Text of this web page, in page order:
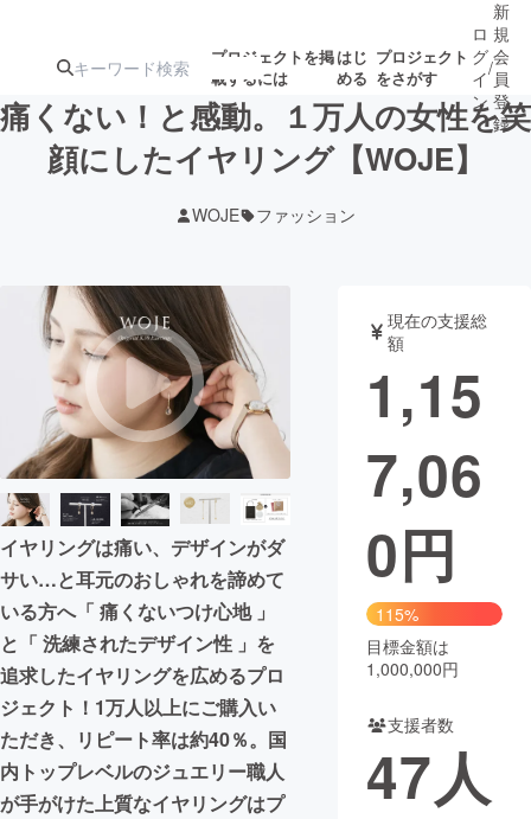
プロジェクトを掲
載するには
はじ
める
プロジェクト
をさがす
ジェクト
ロジェクト
アート・写真 音楽
テクノロジー・ガジェット ゲーム・サ
映像・映画
ビジネス・起業
まちづくり・地域活性化
CAMPFIRE for Social Good
CAMPFIRE Creation
CAMPFIREふるさと納税machi-ya コミュニティ
ロ
グ
イ
ン
/
新
規
会
員
登
録
痛くない！と感動。１万人の女性を笑
顔にしたイヤリング【WOJE】
WOJE ファッション
イヤリングは痛い、デザインがダ
サい…と耳元のおしゃれを諦めて
いる方へ「 痛くないつけ心地 」
と「 洗練されたデザイン性 」を
追求したイヤリングを広めるプロ
ジェクト！1万人以上にご購入い
ただき、リピート率は約40％。国
内トップレベルのジュエリー職人
が手がけた上質なイヤリングはプ
現在の支援総
額
1,15
7,06
0円
115%
目標金額は
1,000,000円
支援者数
47人